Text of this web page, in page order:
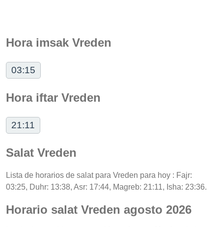
Hora imsak Vreden
03:15
Hora iftar Vreden
21:11
Salat Vreden
Lista de horarios de salat para Vreden para hoy : Fajr:
03:25, Duhr: 13:38, Asr: 17:44, Magreb: 21:11, Isha: 23:36.
Horario salat Vreden agosto 2026